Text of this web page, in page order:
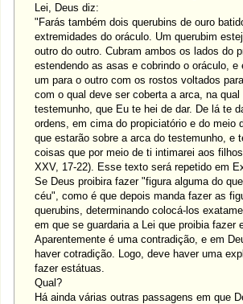
Lei, Deus diz:
"Farás também dois querubins de ouro
extremidades do oráculo. Um querubim
outro do outro. Cubram ambos os lados do
estendendo as asas e cobrindo o oráculo, e
um para o outro com os rostos voltados
com o qual deve ser coberta a arca, na qual
testemunho, que Eu te hei de dar. De lá te
ordens, em cima do propiciatório e do meio
que estarão sobre a arca do testemunho, e
coisas que por meio de ti intimarei aos
XXV, 17-22). Esse texto será repetido em
Se Deus proibira fazer "figura alguma do
céu", como é que depois manda fazer as
querubins, determinando colocá-los
em que se guardaria a Lei que proibia fazer
Aparentemente é uma contradição, e em
haver cotradição. Logo, deve haver uma
fazer estátuas.
Qual?
Há ainda várias outras passagens em que